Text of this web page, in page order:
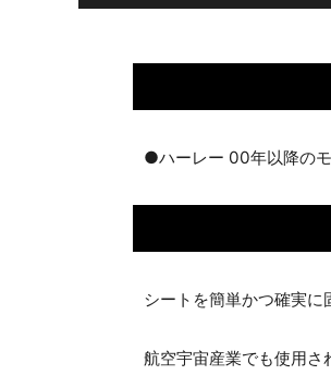
●ハーレー 00年以降の
シートを簡単かつ確実
航空宇宙産業でも使用さ